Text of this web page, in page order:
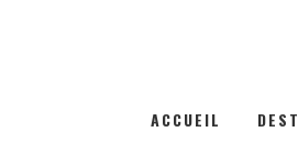
ACCUEIL